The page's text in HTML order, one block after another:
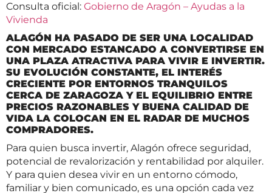
Consulta oficial: Gobierno de Aragón – Ayudas a la
Vivienda
ALAGÓN HA PASADO DE SER UNA LOCALIDAD
CON MERCADO ESTANCADO A CONVERTIRSE EN
UNA PLAZA ATRACTIVA PARA VIVIR E INVERTIR.
SU EVOLUCIÓN CONSTANTE, EL INTERÉS
CRECIENTE POR ENTORNOS TRANQUILOS
CERCA DE ZARAGOZA Y EL EQUILIBRIO ENTRE
PRECIOS RAZONABLES Y BUENA CALIDAD DE
VIDA LA COLOCAN EN EL RADAR DE MUCHOS
COMPRADORES.
Para quien busca invertir, Alagón ofrece seguridad,
potencial de revalorización y rentabilidad por alquiler.
Y para quien desea vivir en un entorno cómodo,
familiar y bien comunicado, es una opción cada vez